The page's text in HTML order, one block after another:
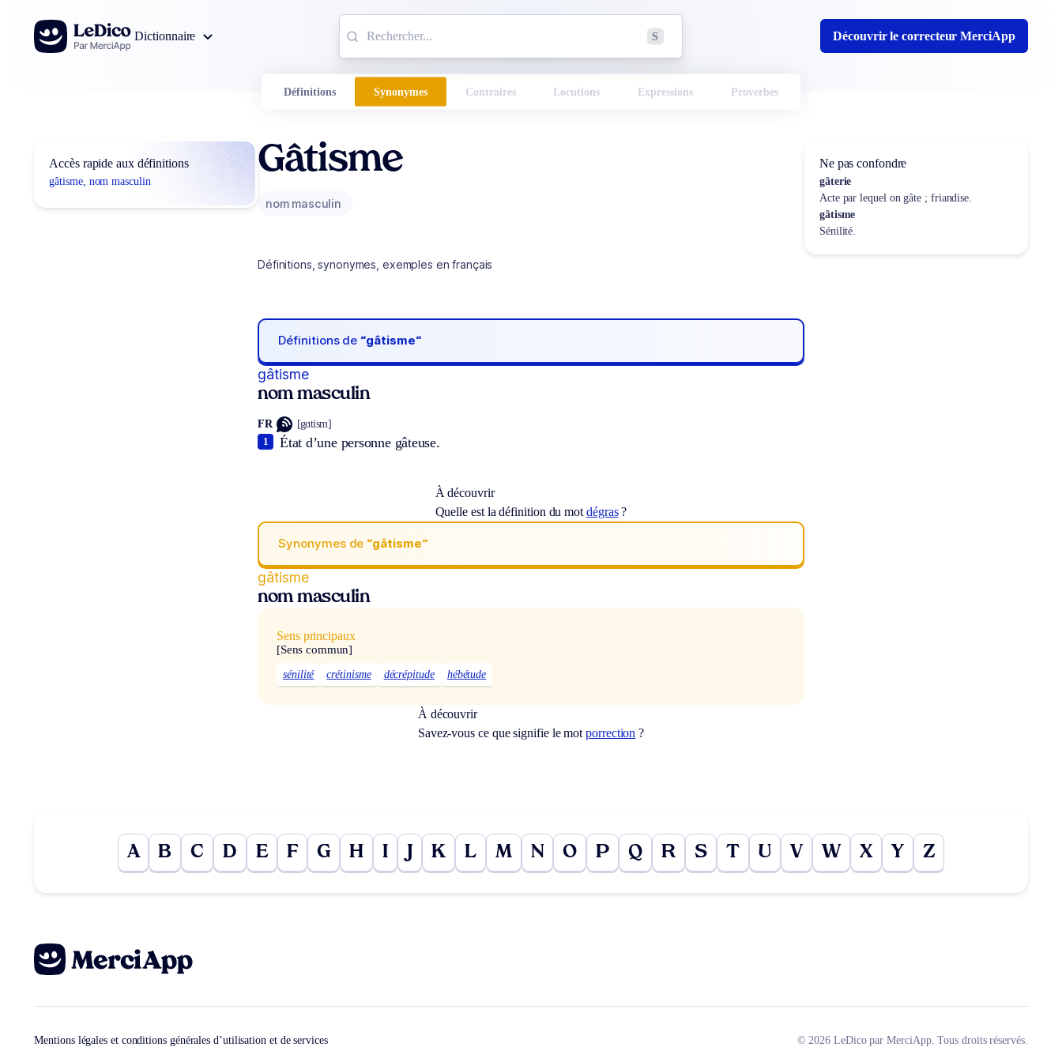
Aller au contenu
Dictionnaire
S Découvrir le correcteur MerciApp
Définitions Synonymes Contraires Locutions Expressions Proverbes
Accès rapide aux définitions
gâtisme, nom masculin
Gâtisme
nom masculin
Définitions, synonymes, exemples en français
Définitions de “gâtisme“
gâtisme
nom masculin
FR [gɑtism]
État d’une personne gâteuse.
1
À découvrir
Quelle est la définition du motdégras?
Synonymes de “gâtisme“
gâtisme
nom masculin
Sens principaux
[Sens commun]
sénilité crétinisme décrépitude hébétude
À découvrir
Savez-vous ce que signifie le motporrection ?
Ne pas confondre
gâterie
Acte par lequel on gâte ; friandise.
gâtisme
Sénilité.
A B C D E F G H I J K L M N O P Q R S T U V W X Y Z
Mentions légales et conditions générales d’utilisation et de services © 2026 LeDico par MerciApp. Tous droits réservés.